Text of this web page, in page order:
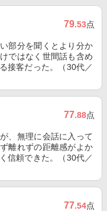
79.53点
部分を聞くとより分か
ではなく世間話も含め
接客だった。（30代／
77.88点
、無理に会話に入って
離れずの距離感がよか
信頼できた。（30代／
77.54点